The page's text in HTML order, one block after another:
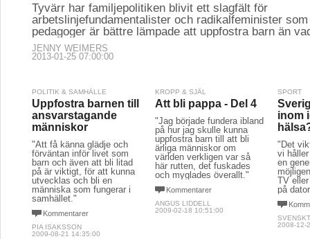
Tyvärr har familjepolitiken blivit ett slagfält för
arbetslinjefundamentalister och radikalfeminister
pedagoger är bättre lämpade att uppfostra barn än
JENNY WEIMERS
2013-01-25 07:00:00
POLITIK & SAMHÄLLE
Uppfostra barnen till
ansvarstagande
människor
"Att få känna glädje och
förväntan inför livet som
barn och även att bli litad
på är viktigt, för att kunna
utvecklas och bli en
människa som fungerar i
samhället."
Kommentarer
PIA ISAKSSON
2009-08-21 14:35:00
KROPP & SJÄL
Att bli pappa - Del 4
"Jag började fundera ibland
på hur jag skulle kunna
uppfostra barn till att bli
ärliga människor om
världen verkligen var så
här rutten, det fuskades
och myglades överallt."
Kommentarer
ANGUS LIDDELL
2009-02-18 10:51:00
SPORT
inom
"Det
vi
en
TV
på
2008-12-